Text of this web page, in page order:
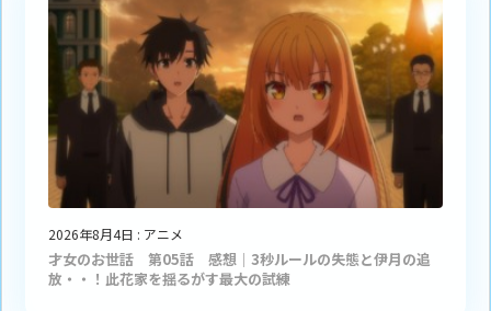
2026年8月4日 : アニメ
才女のお世話 第05話 感想｜3秒ルールの失態と伊月の追
放・・！此花家を揺るがす最大の試練